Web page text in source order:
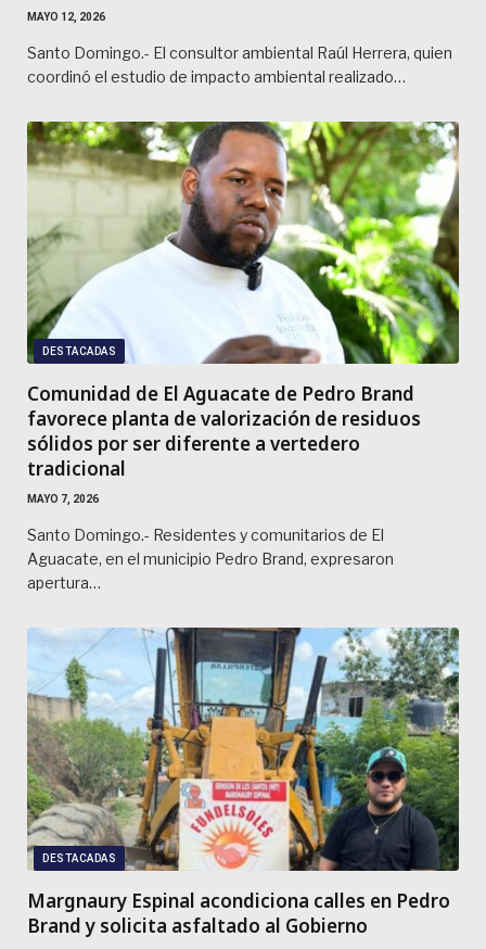
MAYO 12, 2026
Santo Domingo.- El consultor ambiental Raúl Herrera, quien
coordinó el estudio de impacto ambiental realizado…
DESTACADAS
Comunidad de El Aguacate de Pedro Brand
favorece planta de valorización de residuos
sólidos por ser diferente a vertedero
tradicional
MAYO 7, 2026
Santo Domingo.- Residentes y comunitarios de El
Aguacate, en el municipio Pedro Brand, expresaron
apertura…
DESTACADAS
Margnaury Espinal acondiciona calles en Pedro
Brand y solicita asfaltado al Gobierno